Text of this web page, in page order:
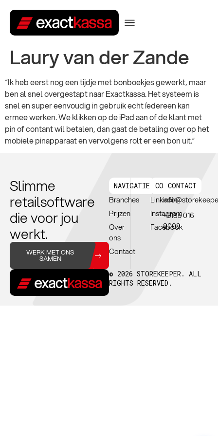
Laury van der Zande
“Ik heb eerst nog een tijdje met bonboekjes gewerkt, maar
ben al snel overgestapt naar Exactkassa. Het systeem is
snel en super eenvoudig in gebruik echt íedereen kan
ermee werken. We klikken op de iPad aan of de klant met
pin of contant wil betalen, dan gaat de betaling over op het
mobiele pinapparaat en vervolgens rolt er een bon uit.”
Slimme
retailsoftware
die voor jou
werkt.
WERK MET ONS
SAMEN
NAVIGATIE
Branches
Prijzen
Over
ons
Contact
CONNTECT
Linkedin
Instagram
Facebook
CONTACT
+3185 016
8008
© 2026 STOREKEEPER. ALL
RIGHTS RESERVED.